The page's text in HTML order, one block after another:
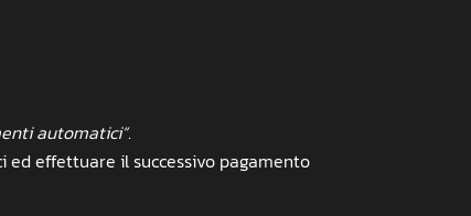
automatici”.
effettuare il successivo pagamento